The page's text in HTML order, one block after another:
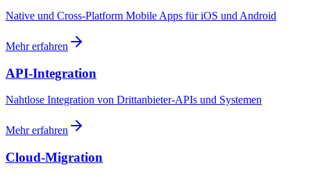
Native und Cross-Platform Mobile Apps für iOS und Android
Mehr erfahren
API-Integration
Nahtlose Integration von Drittanbieter-APIs und Systemen
Mehr erfahren
Cloud-Migration